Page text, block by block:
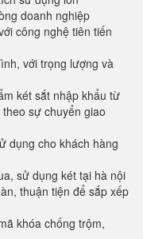
doanh nghiệp
công nghệ tiên tiến
với trọng lượng và
két sắt nhập khẩu từ
sự chuyển giao
dụng cho khách hàng
sử dụng két tại hà nội
thuận tiện để sắp xếp
khóa chống trộm,